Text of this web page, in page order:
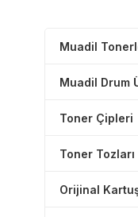
Muadil
Muadil Drum
Toner Çipleri
Toner Tozları
Orijinal